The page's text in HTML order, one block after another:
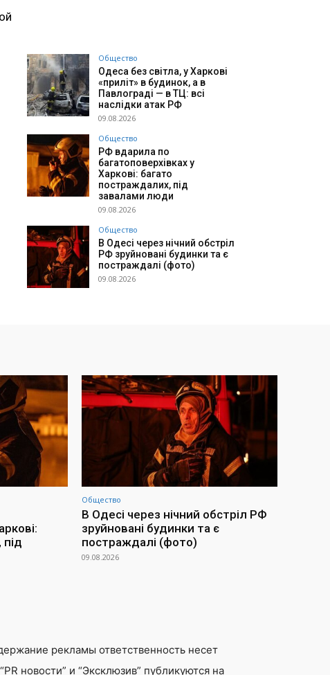
Общество
Одеса без світла, у Харкові
«приліт» в будинок, а в
Павлограді — в ТЦ: всі
наслідки атак РФ
09.08.2026
Общество
РФ вдарила по
багатоповерхівках у
Харкові: багато
постраждалих, під
завалами люди
09.08.2026
Общество
В Одесі через нічний обстріл
РФ зруйновані будинки та є
постраждалі (фото)
09.08.2026
Общество
В Одесі через нічний обстріл РФ
зруйновані будинки та є
постраждалі (фото)
09.08.2026
рекламы ответственность несет
новости” и “Эксклюзив” публикуются на